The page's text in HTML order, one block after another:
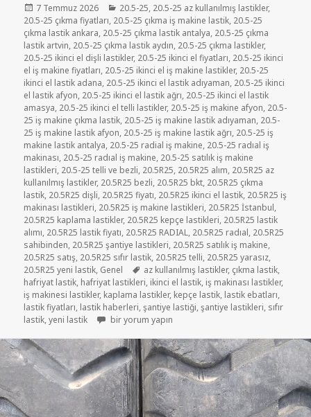
Yayın
tarihi
7 Temmuz 2026 Kategoriler
20.5-25, 20.5-25 az kullanılmış lastikler,
20.5-25 çıkma fiyatları, 20.5-25 çıkma iş makine lastik, 20.5-25
çıkma lastik ankara, 20.5-25 çıkma lastik antalya, 20.5-25 çıkma
lastik artvin, 20.5-25 çıkma lastik aydın, 20.5-25 çıkma lastikler,
20.5-25 ikinci el dişli lastikler, 20.5-25 ikinci el fiyatları, 20.5-25 ikinci
el iş makine fiyatları, 20.5-25 ikinci el iş makine lastikler, 20.5-25
ikinci el lastik adana, 20.5-25 ikinci el lastik adıyaman, 20.5-25 ikinci
el lastik afyon, 20.5-25 ikinci el lastik ağrı, 20.5-25 ikinci el lastik
amasya, 20.5-25 ikinci el telli lastikler, 20.5-25 iş makine afyon, 20.5-
25 iş makine çıkma lastik, 20.5-25 iş makine lastik adıyaman, 20.5-
25 iş makine lastik afyon, 20.5-25 iş makine lastik ağrı, 20.5-25 iş
makine lastik antalya, 20.5-25 radial iş makine, 20.5-25 radıal iş
makinası, 20.5-25 radıal iş makine, 20.5-25 satılık iş makine
lastikleri, 20.5-25 telli ve bezli, 20.5R25, 20.5R25 alım, 20.5R25 az
kullanılmış lastikler, 20.5R25 bezli, 20.5R25 bkt, 20.5R25 çıkma
lastik, 20.5R25 dişli, 20.5R25 fiyatı, 20.5R25 ikinci el lastik, 20.5R25 iş
makinası lastikleri, 20.5R25 iş makine lastikleri, 20.5R25 İstanbul,
20.5R25 kaplama lastikler, 20.5R25 kepçe lastikleri, 20.5R25 lastik
alımı, 20.5R25 lastik fiyatı, 20.5R25 RADIAL, 20.5R25 radıal, 20.5R25
sahibinden, 20.5R25 şantiye lastikleri, 20.5R25 satılık iş makine,
20.5R25 satış, 20.5R25 sıfır lastik, 20.5R25 telli, 20.5R25 yarasız,
20.5R25 yeni lastik, Genel Etiketler
az kullanılmış lastikler, çıkma lastik,
hafriyat lastik, hafriyat lastikleri, ikinci el lastik, iş makinası lastikler,
iş makinesi lastikler, kaplama lastikler, kepçe lastik, lastik ebatları,
lastik fiyatları, lastik haberleri,şantiye lastiği,şantiye lastikleri, sıfır
lastik,yeni lastik 20R5-25 ÇIKMA İŞ MAKİNASI KEPÇE LASTİKLER için
bir yorum yapın